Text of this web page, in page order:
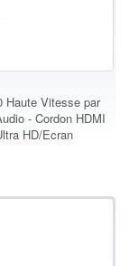
Haute Vitesse par
- Cordon HDMI
HD/Ecran